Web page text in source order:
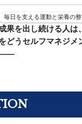
毎日を支える運動と栄養の
果を出し続ける人は
どうセルフマネジメ